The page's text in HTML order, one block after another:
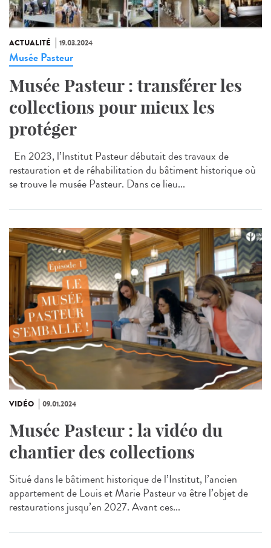
ACTUALITÉ 19.03.2024
Musée Pasteur
Musée Pasteur : transférer les
collections pour mieux les
protéger
En 2023, l’Institut Pasteur débutait des travaux de
restauration et de réhabilitation du bâtiment historique où
se trouve le musée Pasteur. Dans ce lieu...
VIDÉO 09.01.2024
Musée Pasteur : la vidéo du
chantier des collections
Situé dans le bâtiment historique de l’Institut, l’ancien
appartement de Louis et Marie Pasteur va être l’objet de
restaurations jusqu’en 2027. Avant ces...